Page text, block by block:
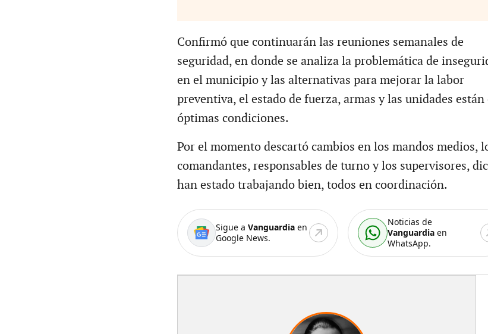
Confirmó que continuarán las reuniones semanales de
seguridad, en donde se analiza la problemática de
en el municipio y las alternativas para mejorar la labor
preventiva, el estado de fuerza, armas y las unidades están
óptimas condiciones.
Por el momento descartó cambios en los mandos medios,
comandantes, responsables de turno y los supervisores,
han estado trabajando bien, todos en coordinación.
Sigue a Vanguardiaen
Google News.
Noticias de
Vanguardia en
WhatsApp.